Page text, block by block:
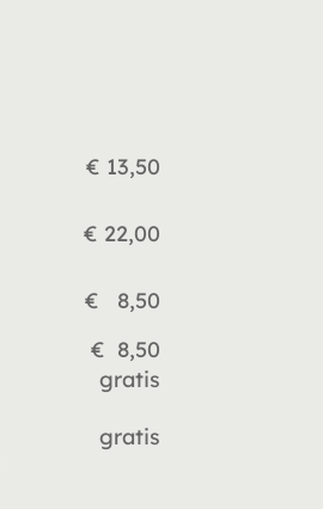
€ 13,50
€ 22,00
€ 8,50
€ 8,50
gratis
gratis